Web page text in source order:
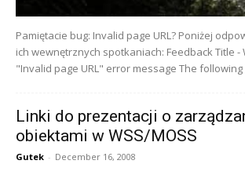
Pamiętacie bug: Invalid page URL? Poniżej
ich wewnętrznych spotkaniach: Feedback Title -
"Invalid page URL" error message The following
Linki do prezentacji o
obiektami w WSS/MOSS
Gutek - December 16, 2008